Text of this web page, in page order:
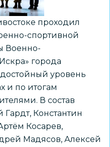
проходил
спортивной
Военно-
города
уровень
и по итогам
В состав
Константин
Косарев,
Мадясов, Алексей